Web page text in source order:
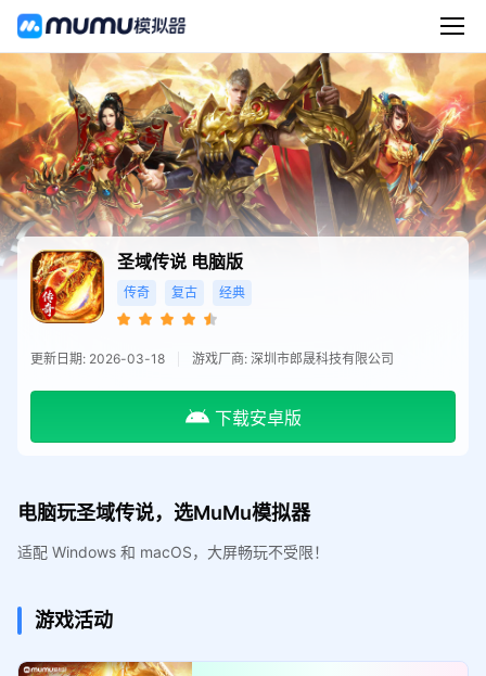
圣域传说 电脑版
传奇 复古 经典
更新日期: 2026-03-18 游戏厂商: 深圳市郎晟科技有限公司
下载安卓版
电脑玩圣域传说，选MuMu模拟器
适配 Windows 和 macOS，大屏畅玩不受限！
游戏活动